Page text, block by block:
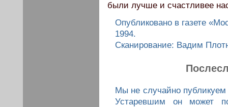
были лучше и счастливее
Опубликовано в газете
1994.
Сканирование: Вадим
Мы не случайно
Устаревшим он может